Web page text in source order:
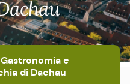
Gastronomia e
di Dachau